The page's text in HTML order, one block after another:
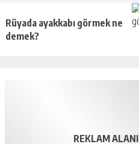
Rüyada ayakkabı görmek ne
demek?
REKLAM ALANI